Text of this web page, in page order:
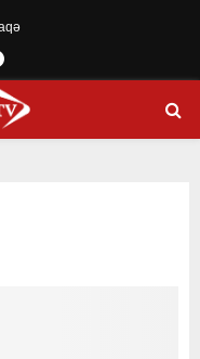
Telegram